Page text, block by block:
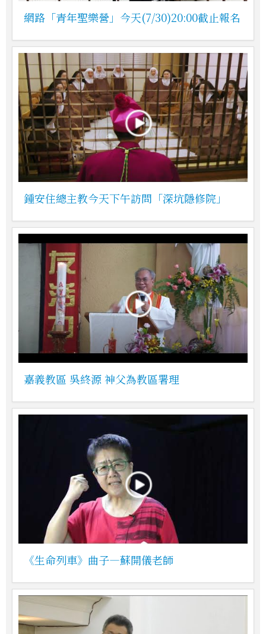
網路「青年聖樂營」今天(7/30)20:00截止報名
鍾安住總主教今天下午訪問「深坑隱修院」
嘉義教區 吳終源 神父為教區署理
《生命列車》曲子—蘇開儀老師